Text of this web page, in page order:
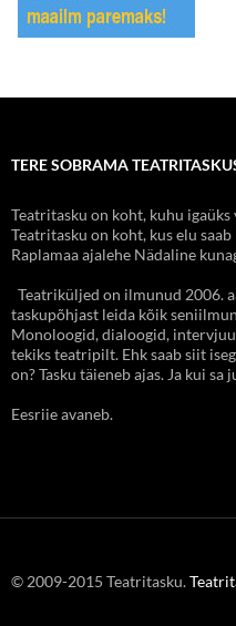
TERE SOBRAMA
Teatritasku on koht, kuhu
Teatritasku on koht, kus elu
Raplamaa ajalehe Nädaline
Teatriküljed on ilmunud 2006.
taskupõhjast leida kõik
Monoloogid, dialoogid,
tekiks teatripilt. Ehk saab siit
on? Tasku täieneb ajas. Ja kui
Eesriie avaneb.
© 2009-2015 Teatritasku.